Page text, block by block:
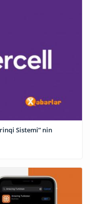
Sistemi” nin